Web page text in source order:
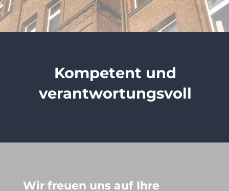
Kompetent und
verantwortungsvoll
Wir freuen uns auf Ihre